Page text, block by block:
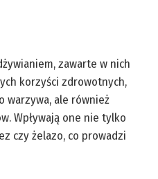
zawarte w nich
korzyści zdrowotnych,
warzywa, ale również
Wpływają one nie tylko
czy żelazo, co prowadzi